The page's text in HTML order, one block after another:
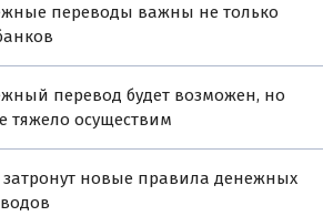
переводы важны не только
перевод будет возможен, но
тяжело осуществим
затронут новые правила денежных